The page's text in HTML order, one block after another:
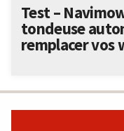
Test –
tondeuse
remplacer vos